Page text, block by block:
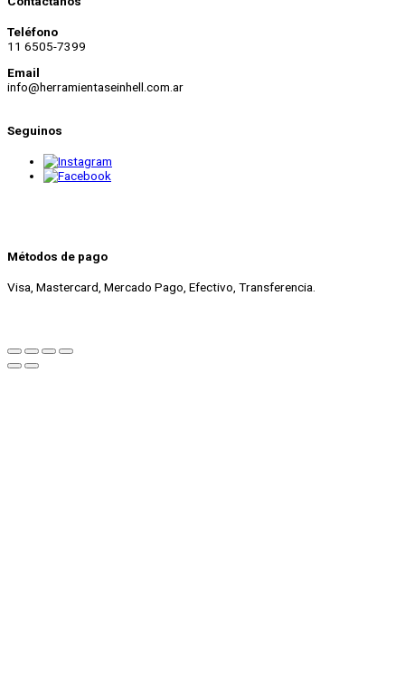
Teléfono
11 6505-7399
Email
info@herramientaseinhell.com.ar
Seguinos
Métodos de pago
Visa, Mastercard, Mercado Pago, Efectivo, Transferencia.